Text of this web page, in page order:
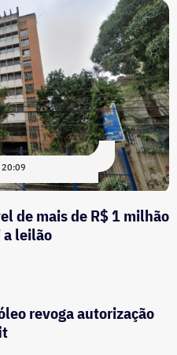
de mais de R$ 1 milhão
a leilão
revoga autorização